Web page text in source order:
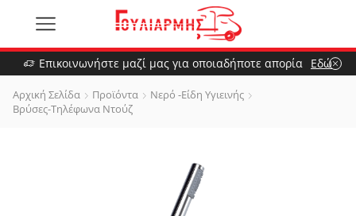
Επικοινωνήστε μαζί μας για οποιαδήποτε απορία Εδώ
Αρχική Σελίδα Προϊόντα
Νερό -Είδη Υγιεινής
Βρύσες-Τηλέφωνα Ντούζ